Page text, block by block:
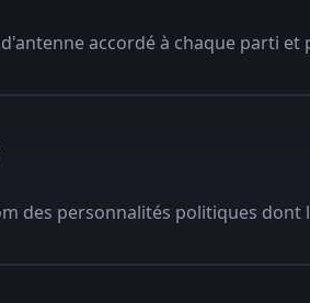
accordé à chaque parti
des personnalités politiques